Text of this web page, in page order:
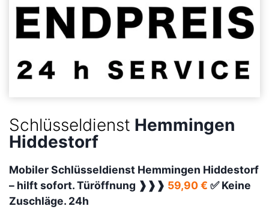
Schlüsseldienst Hemmingen
Hiddestorf
Mobiler Schlüsseldienst Hemmingen Hiddestorf
– hilft sofort. Türöffnung ❱❱❱ 59,90 € ✅ Keine
Zuschläge. 24h